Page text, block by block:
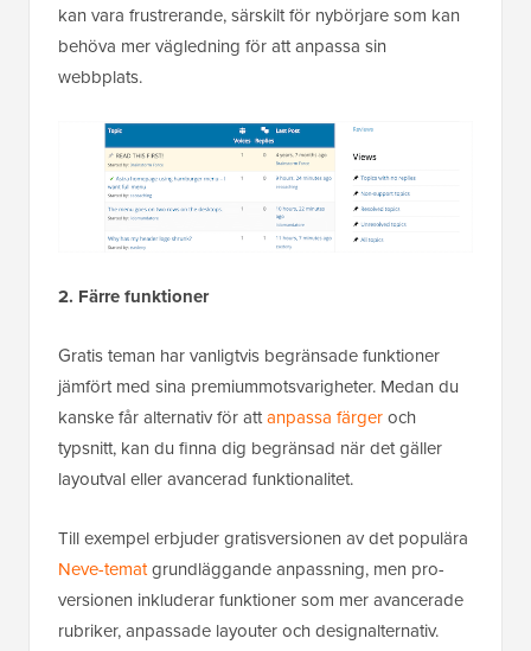
kan vara frustrerande, särskilt för nybörjare som kan
behöva mer vägledning för att anpassa sin
webbplats.
2. Färre funktioner
Gratis teman har vanligtvis begränsade funktioner
jämfört med sina premiummotsvarigheter. Medan du
kanske får alternativ för attanpassa färgeroch
typsnitt, kan du finna dig begränsad när det gäller
layoutval eller avancerad funktionalitet.
Till exempel erbjuder gratisversionen av det populära
Neve-tematgrundläggande anpassning, men pro-
versionen inkluderar funktioner som mer avancerade
rubriker, anpassade layouter och designalternativ.